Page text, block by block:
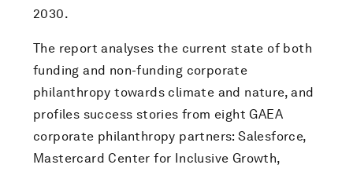
2030.
The report analyses the current state of both
funding and non-funding corporate
philanthropy towards climate and nature, and
profiles success stories from eight GAEA
corporate philanthropy partners: Salesforce,
Mastercard Center for Inclusive Growth,